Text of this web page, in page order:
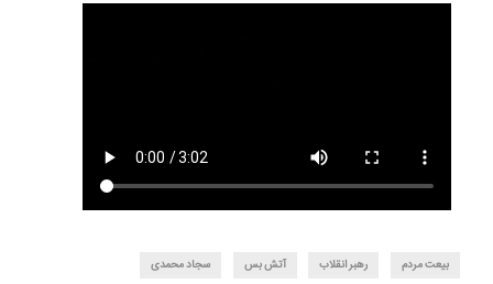
بیعت مردم رهبر انقلاب آتش بس
سجاد محمدی